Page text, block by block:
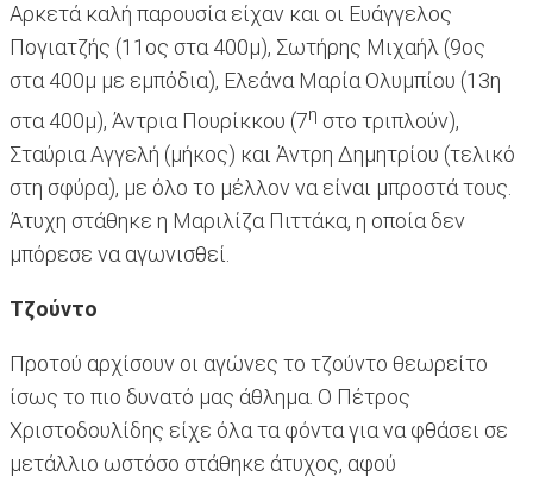
Αρκετά καλή παρουσία είχαν και οι Ευάγγελος
Πογιατζής (11ος στα 400μ), Σωτήρης Μιχαήλ (9ος
στα 400μ με εμπόδια), Ελεάνα Μαρία Ολυμπίου (13η
στα 400μ), Άντρια Πουρίκκου (7η στο τριπλούν),
Σταύρια Αγγελή (μήκος) και Άντρη Δημητρίου (τελικό
στη σφύρα), με όλο το μέλλον να είναι μπροστά τους.
Άτυχη στάθηκε η Μαριλίζα Πιττάκα, η οποία δεν
μπόρεσε να αγωνισθεί.
Τζούντο
Προτού αρχίσουν οι αγώνες το τζούντο θεωρείτο
ίσως το πιο δυνατό μας άθλημα. Ο Πέτρος
Χριστοδουλίδης είχε όλα τα φόντα για να φθάσει σε
μετάλλιο ωστόσο στάθηκε άτυχος, αφού